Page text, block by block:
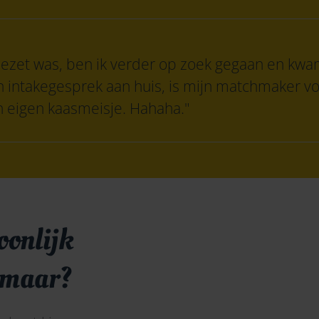
was, ben ik verder op zoek gegaan en
intakegesprek aan huis, is mijn matchmaker
kaasmeisje. Hahaha."